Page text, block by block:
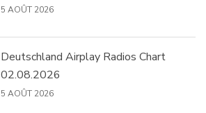
5 AOÛT 2026
Deutschland Airplay Radios Chart
02.08.2026
5 AOÛT 2026